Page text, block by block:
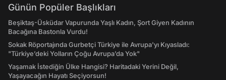
Günün Popüler Başlıkları
Beşiktaş-Üsküdar Vapurunda Yaşlı Kadın, Şort Giyen Kadının
Bacağına Bastonla Vurdu!
Sokak Röportajında Gurbetçi Türkiye ile Avrupa'yı Kıyasladı:
"Türkiye’deki Yolların Çoğu Avrupa’da Yok"
Yaşamak İstediğin Ülke Hangisi? Haritadaki Yerini Değil,
Yaşayacağın Hayatı Seçiyorsun!